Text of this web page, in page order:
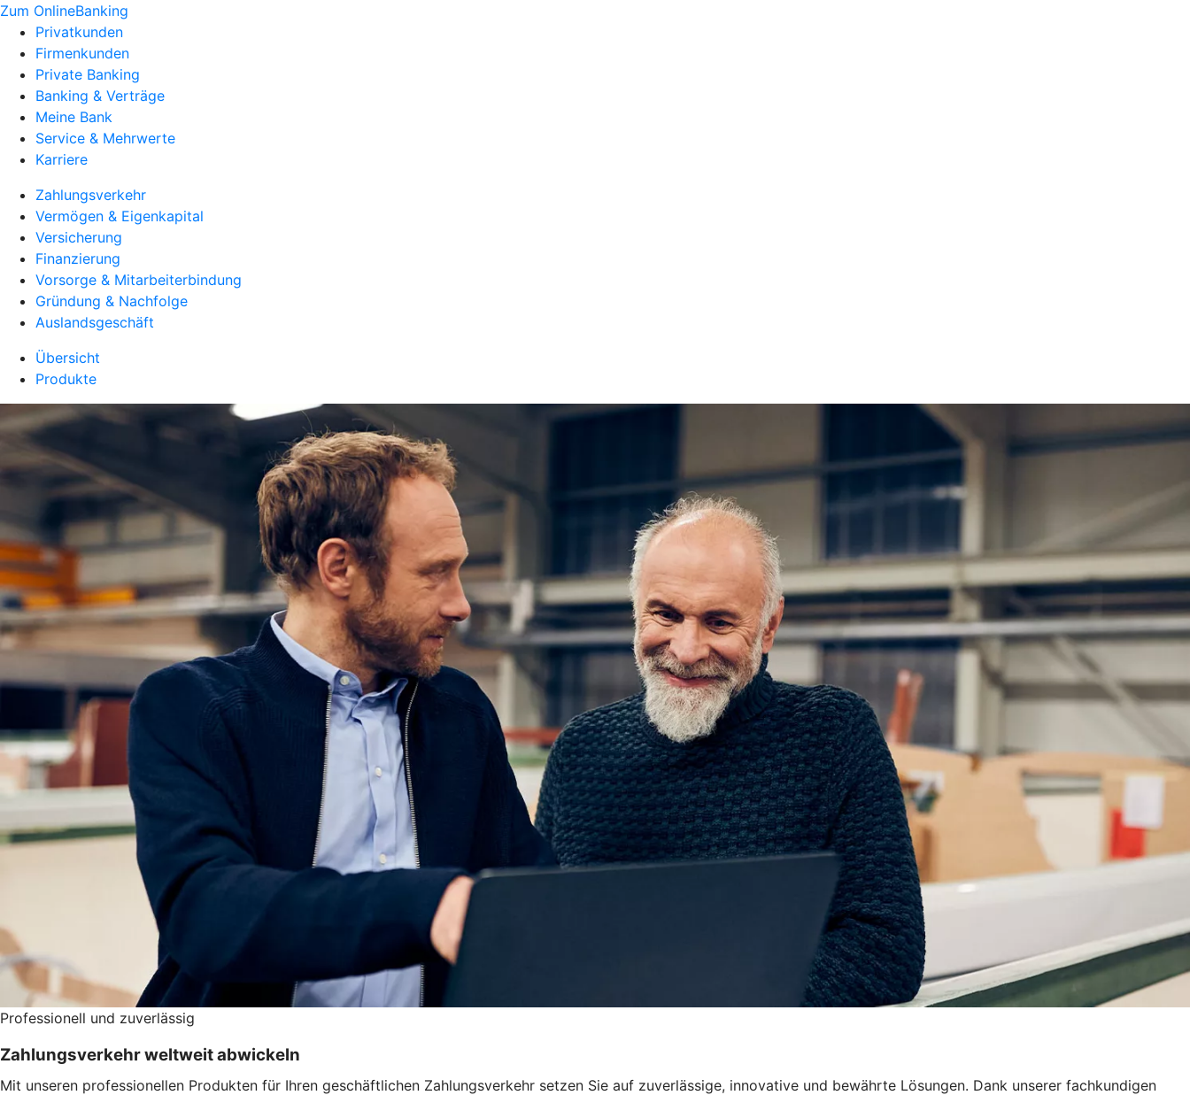
Zum OnlineBanking
Privatkunden
Firmenkunden
Private Banking
Banking & Verträge
Meine Bank
Service & Mehrwerte
Karriere
Zahlungsverkehr
Vermögen & Eigenkapital
Versicherung
Finanzierung
Vorsorge & Mitarbeiterbindung
Gründung & Nachfolge
Auslandsgeschäft
Übersicht
Produkte
Professionell und zuverlässig
Zahlungsverkehr weltweit abwickeln
Mit unseren professionellen Produkten für Ihren geschäftlichen Zahlungsverkehr setzen Sie auf zuverlässige, innovative und bewährte Lösungen. Dank unserer fachkundigen